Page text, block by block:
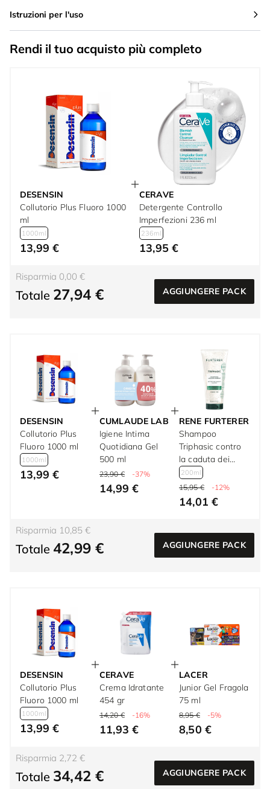
Istruzioni per l'uso
Rendi il tuo acquisto più completo
DESENSIN
Collutorio Plus Fluoro 1000
ml
1000ml
13,99 €
CERAVE
Detergente Controllo
Imperfezioni 236 ml
236ml
13,95 €
Risparmia 0,00 €
Totale 27,94 € AGGIUNGERE PACK
DESENSIN
Collutorio Plus
Fluoro 1000 ml
1000ml
13,99 €
CUMLAUDE LAB
Igiene Intima
Quotidiana Gel
500 ml
23,90 € -37%
14,99 €
RENE FURTERER
Shampoo
Triphasic contro
la caduta dei
capelli con oli
essenziali
stimolanti 200 ml
200ml
15,95 € -12%
14,01 €
Risparmia 10,85 €
Totale 42,99 € AGGIUNGERE PACK
DESENSIN
Collutorio Plus
Fluoro 1000 ml
1000ml
13,99 €
CERAVE
Crema Idratante
454 gr
14,20 € -16%
11,93 €
LACER
Junior Gel Fragola
75 ml
8,95 € -5%
8,50 €
Risparmia 2,72 €
Totale 34,42 € AGGIUNGERE PACK